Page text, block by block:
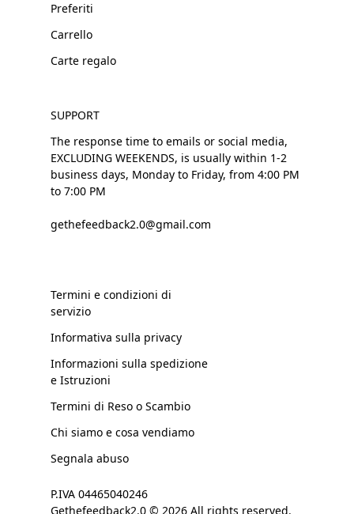
Preferiti
Carrello
Carte regalo
SUPPORT
The response time to emails or social media,
EXCLUDING WEEKENDS, is usually within 1-2
business days, Monday to Friday, from 4:00 PM
to 7:00 PM
gethefeedback2.0@gmail.com
Termini e condizioni di
servizio
Informativa sulla privacy
Informazioni sulla spedizione
e Istruzioni
Termini di Reso o Scambio
Chi siamo e cosa vendiamo
Segnala abuso
P.IVA 04465040246
Gethefeedback2.0 © 2026 All rights reserved.